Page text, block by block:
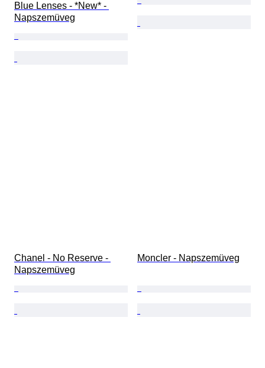
Blue Lenses - *New* -
Napszemüveg
Chanel - No Reserve -
Napszemüveg
Moncler - Napszemüveg